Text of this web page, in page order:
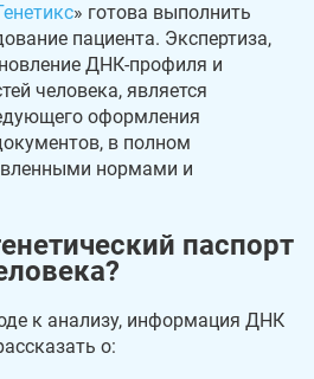
» готова выполнить
пациента. Экспертиза,
ДНК-профиля и
человека, является
оформления
в полном
нормами и
паспорт
к анализу, информация ДНК
о: